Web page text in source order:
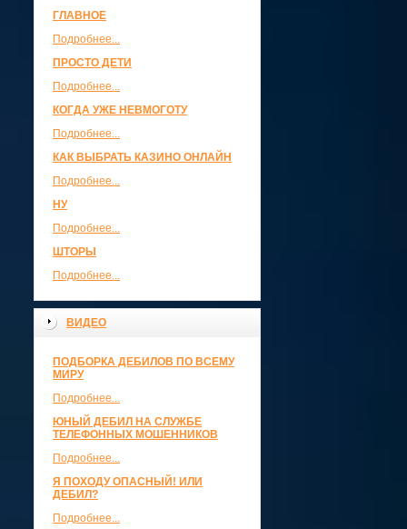
ГЛАВНОЕ
Подробнее...
ПРОСТО ДЕТИ
Подробнее...
КОГДА УЖЕ НЕВМОГОТУ
Подробнее...
КАК ВЫБРАТЬ КАЗИНО ОНЛАЙН
Подробнее...
НУ
Подробнее...
ШТОРЫ
Подробнее...
ВИДЕО
ПОДБОРКА ДЕБИЛОВ ПО ВСЕМУ
МИРУ
Подробнее...
ЮНЫЙ ДЕБИЛ НА СЛУЖБЕ
ТЕЛЕФОННЫХ МОШЕННИКОВ
Подробнее...
Я ПОХОДУ ОПАСНЫЙ! ИЛИ
ДЕБИЛ?
Подробнее...